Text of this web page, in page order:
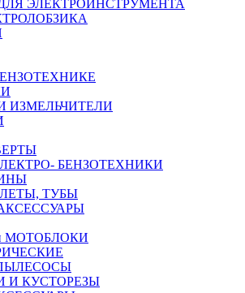
ЭЛЕКТРОИНСТРУМЕНТА
ИЗМЕЛЬЧИТЕЛИ
БЕНЗОТЕХНИКИ
ТУБЫ
МОТОБЛОКИ
И КУСТОРЕЗЫ